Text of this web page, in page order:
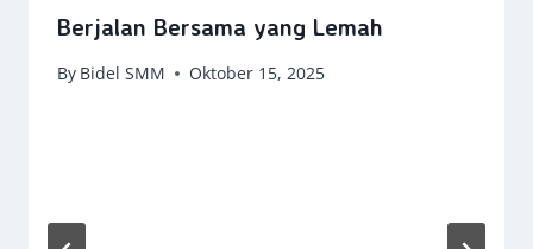
Berjalan Bersama yang Lemah
By Bidel SMM Oktober 15, 2025